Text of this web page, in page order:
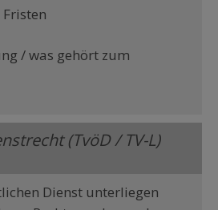
/ was gehört zum
(TvöD / TV-L)
Dienst unterliegen